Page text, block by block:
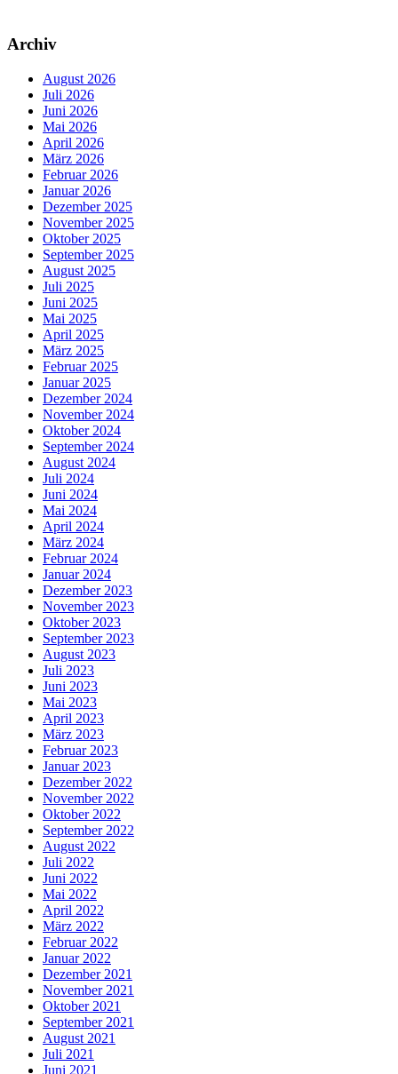
Archiv
August 2026
Juli 2026
Juni 2026
Mai 2026
April 2026
März 2026
Februar 2026
Januar 2026
Dezember 2025
November 2025
Oktober 2025
September 2025
August 2025
Juli 2025
Juni 2025
Mai 2025
April 2025
März 2025
Februar 2025
Januar 2025
Dezember 2024
November 2024
Oktober 2024
September 2024
August 2024
Juli 2024
Juni 2024
Mai 2024
April 2024
März 2024
Februar 2024
Januar 2024
Dezember 2023
November 2023
Oktober 2023
September 2023
August 2023
Juli 2023
Juni 2023
Mai 2023
April 2023
März 2023
Februar 2023
Januar 2023
Dezember 2022
November 2022
Oktober 2022
September 2022
August 2022
Juli 2022
Juni 2022
Mai 2022
April 2022
März 2022
Februar 2022
Januar 2022
Dezember 2021
November 2021
Oktober 2021
September 2021
August 2021
Juli 2021
Juni 2021